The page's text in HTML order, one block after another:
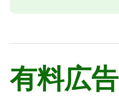
有料広告